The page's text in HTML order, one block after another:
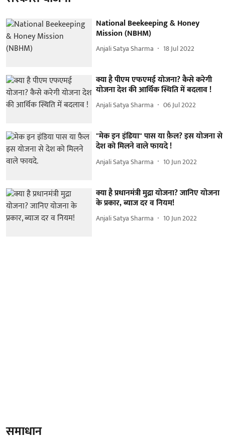
National Beekeeping & Honey
Mission (NBHM)
Anjali Satya Sharma 18 Jul 2022
क्या है पीएम एफएमई योजना? कैसे करेगी
योजना देश की आर्थिक स्थिति में बदलाव !
Anjali Satya Sharma 06 Jul 2022
"मेक इन इंडिया" पास या फ़ैल? इस योजना से
देश को मिलने वाले फायदे !
Anjali Satya Sharma 10 Jun 2022
क्या है प्रधानमंत्री मुद्रा योजना? जानिए योजना
के प्रकार, ब्याज दर व नियम!
Anjali Satya Sharma 10 Jun 2022
समाधान